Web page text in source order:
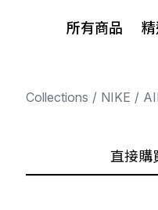
所有商品
Collections NIKE
直接購